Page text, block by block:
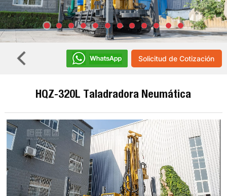
Solicitud de Cotización
HQZ-320L Taladradora Neumática